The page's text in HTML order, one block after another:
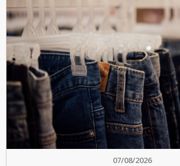
07/08/2026